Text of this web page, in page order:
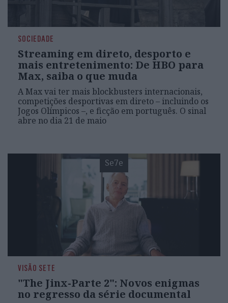
SOCIEDADE
Streaming em direto, desporto e
mais entretenimento: De HBO para
Max, saiba o que muda
A Max vai ter mais blockbusters internacionais,
competições desportivas em direto – incluindo os
Jogos Olímpicos –, e ficção em português. O sinal
abre no dia 21 de maio
Se7e
VISÃO SETE
"The Jinx-Parte 2": Novos enigmas
no regresso da série documental